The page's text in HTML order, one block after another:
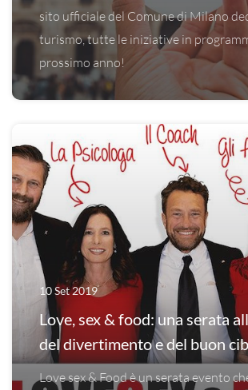
sito ufficiale del Comune di Milano
turismo, tutte le iniziative in
prossimo anno!
10 Set 2019
Love, sex & food: una serata
del divertimento e del buon
Love sex & Food è un serata evento